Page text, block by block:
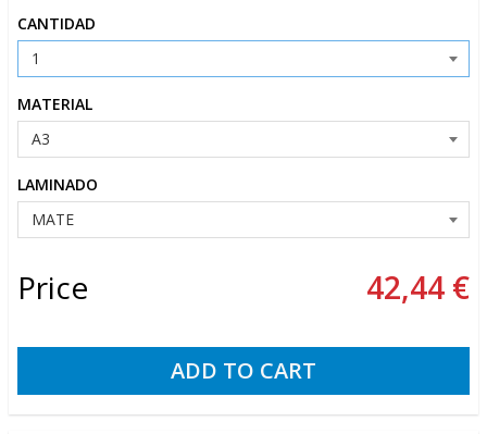
CANTIDAD
MATERIAL
LAMINADO
Price 42,44 €